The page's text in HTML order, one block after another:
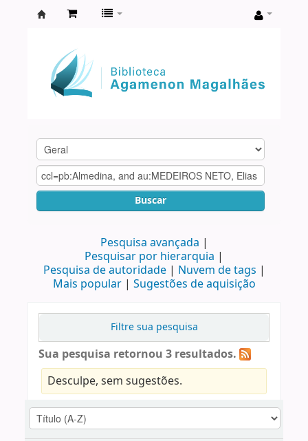
Agamenon
Magalhães
Buscar
Pesquisa avançada
Pesquisar por hierarquia
Pesquisa de autoridade
Nuvem de tags
Mais popular
Sugestões de aquisição
Filtre sua pesquisa
Sua pesquisa retornou 3 resultados.
Desculpe, sem sugestões.